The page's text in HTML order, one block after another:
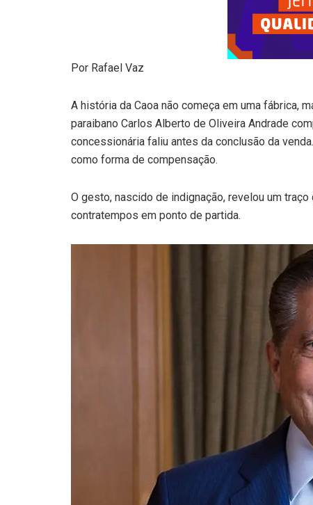
Por Rafael Vaz
A história da Caoa não começa em uma fábrica,
paraibano Carlos Alberto de Oliveira Andrade
concessionária faliu antes da conclusão da
como forma de compensação.
O gesto, nascido de indignação, revelou um
contratempos em ponto de partida.